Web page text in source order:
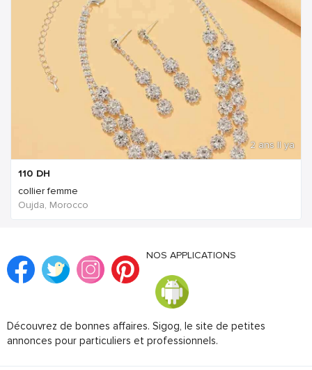
2 ans Il ya
110 DH
collier femme
Oujda, Morocco
NOS APPLICATIONS
Découvrez de bonnes affaires. Sigog, le site de petites
annonces pour particuliers et professionnels.